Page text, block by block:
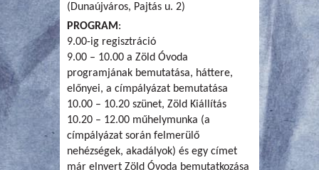
(Dunaújváros, Pajtás u. 2)
PROGRAM :
9.00-ig regisztráció
9.00 – 10.00 a Zöld Óvoda
programjának bemutatása, háttere,
előnyei, a címpályázat bemutatása
10.00 – 10.20 szünet, Zöld Kiállítás
10.20 – 12.00 műhelymunka (a
címpályázat során felmerülő
nehézségek, akadályok) és egy címet
már elnyert Zöld Óvoda bemutatkozása